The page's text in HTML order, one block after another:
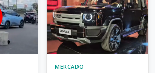
MERCADO